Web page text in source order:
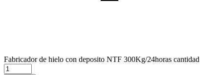
Fabricador de hielo con deposito NTF 300Kg/24horas cantidad